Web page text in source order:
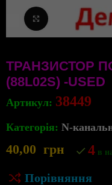
Клацніть, щоб
ТРАНЗИСТОР
(88L02S) -USED
Артикул: 38449
Категорія: N-
40,00 грн 4 в
Порівняння